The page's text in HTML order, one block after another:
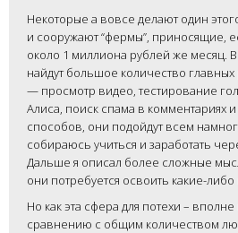
Некоторые а вовсе делают один
и сооружают “фермы”, приносящие,
около 1 миллиона рублей же месяц.
найдут большое количество
— просмотр видео, тестирование
Алиса, поиск спама в комментариях и
способов, они подойдут всем
собираюсь учиться и заработать
Дальше я описал более сложные
они потребуется освоить какие-
Но как эта сфера для потехи –
сравнению с общим количеством